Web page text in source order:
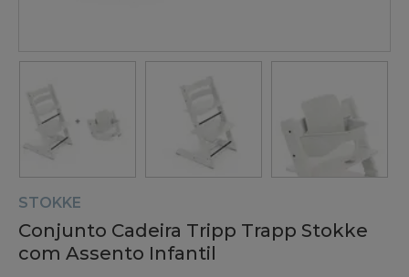
STOKKE
Conjunto Cadeira Tripp Trapp Stokke
com Assento Infantil